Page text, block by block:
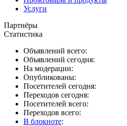
Услуги
Партнёры
Статистика
Объявлений всего:
Объявлений сегодня:
На модерации:
Опубликованы:
Посетителей сегодня:
Переходов сегодня:
Посетителей всего:
Переходов всего:
В блокноте: